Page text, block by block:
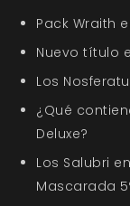
Pack Wraith
Nuevo título
Los
¿Qué
Deluxe?
Los Salubri
Mascarada